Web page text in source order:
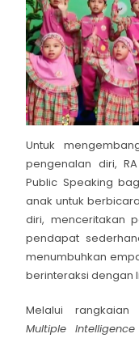
Untuk
pengenalan diri,
Public Speaking
anak untuk
diri, menceritakan
pendapat
menumbuhkan
berinteraksi dengan
Melalui rangkaian
Multiple Intelligence